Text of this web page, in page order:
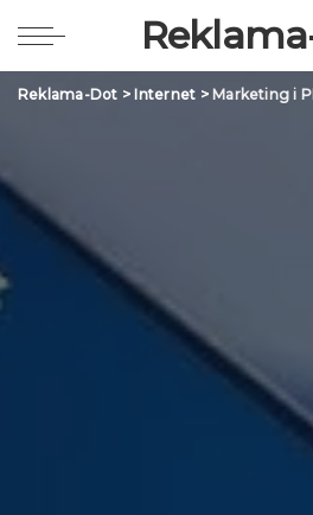
Reklama-Dot > Internet > Marketing i PR. Jak